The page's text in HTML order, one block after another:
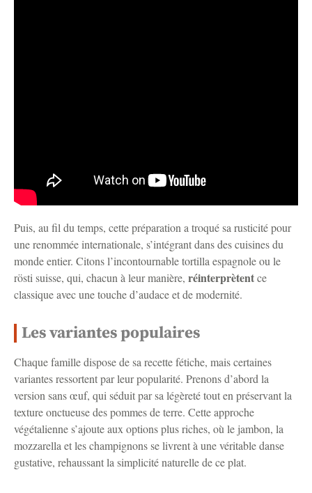
Puis, au fil du temps, cette préparation a troqué sa rusticité pour
une renommée internationale, s’intégrant dans des cuisines du
monde entier. Citons l’incontournable tortilla espagnole ou le
rösti suisse, qui, chacun à leur manière, réinterprètentce
classique avec une touche d’audace et de modernité.
Les variantes populaires
Chaque famille dispose de sa recette fétiche, mais certaines
variantes ressortent par leur popularité. Prenons d’abord la
version sans œuf, qui séduit par sa légèreté tout en préservant la
texture onctueuse des pommes de terre. Cette approche
végétalienne s’ajoute aux options plus riches, où le jambon, la
mozzarella et les champignons se livrent à une véritable danse
gustative, rehaussant la simplicité naturelle de ce plat.